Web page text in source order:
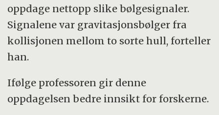
oppdage nettopp slike bølgesignaler.
Signalene var gravitasjonsbølger fra
kollisjonen mellom to sorte hull, forteller
han.
Ifølge professoren gir denne
oppdagelsen bedre innsikt for forskerne.